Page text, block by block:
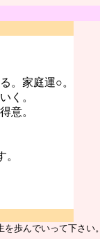
。家庭運○。
く。
意。
歩んでいって下さい。